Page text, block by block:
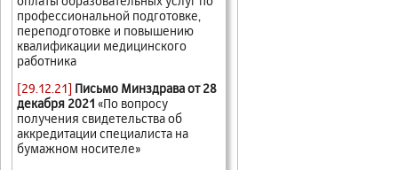
профессиональной подготовке,
переподготовке и повышению
квалификации медицинского
работника
[29.12.21] Письмо Минздрава от 28
декабря 2021 «По вопросу
получения свидетельства об
аккредитации специалиста на
бумажном носителе»